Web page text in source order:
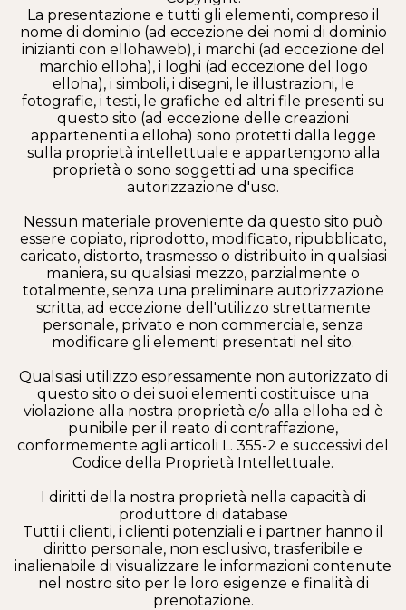
La presentazione e tutti gli elementi, compreso il
nome di dominio (ad eccezione dei nomi di dominio
inizianti con ellohaweb), i marchi (ad eccezione del
marchio elloha), i loghi (ad eccezione del logo
elloha), i simboli, i disegni, le illustrazioni, le
fotografie, i testi, le grafiche ed altri file presenti su
questo sito (ad eccezione delle creazioni
appartenenti a elloha) sono protetti dalla legge
sulla proprietà intellettuale e appartengono alla
proprietà o sono soggetti ad una specifica
autorizzazione d'uso.
Nessun materiale proveniente da questo sito può
essere copiato, riprodotto, modificato, ripubblicato,
caricato, distorto, trasmesso o distribuito in qualsiasi
maniera, su qualsiasi mezzo, parzialmente o
totalmente, senza una preliminare autorizzazione
scritta, ad eccezione dell'utilizzo strettamente
personale, privato e non commerciale, senza
modificare gli elementi presentati nel sito.
Qualsiasi utilizzo espressamente non autorizzato di
questo sito o dei suoi elementi costituisce una
violazione alla nostra proprietà e/o alla elloha ed è
punibile per il reato di contraffazione,
conformemente agli articoli L. 355-2 e successivi del
Codice della Proprietà Intellettuale.
I diritti della nostra proprietà nella capacità di
produttore di database
Tutti i clienti, i clienti potenziali e i partner hanno il
diritto personale, non esclusivo, trasferibile e
inalienabile di visualizzare le informazioni contenute
nel nostro sito per le loro esigenze e finalità di
prenotazione.